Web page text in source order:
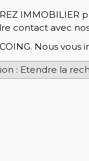
contact avec
Nous
: Etendre la